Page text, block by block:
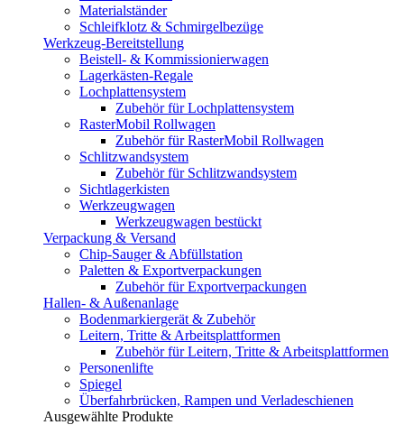
Materialständer
Schleifklotz & Schmirgelbezüge
Werkzeug-Bereitstellung
Beistell- & Kommissionierwagen
Lagerkästen-Regale
Lochplattensystem
Zubehör für Lochplattensystem
RasterMobil Rollwagen
Zubehör für RasterMobil Rollwagen
Schlitzwandsystem
Zubehör für Schlitzwandsystem
Sichtlagerkisten
Werkzeugwagen
Werkzeugwagen bestückt
Verpackung & Versand
Chip-Sauger & Abfüllstation
Paletten & Exportverpackungen
Zubehör für Exportverpackungen
Hallen- & Außenanlage
Bodenmarkiergerät & Zubehör
Leitern, Tritte & Arbeitsplattformen
Zubehör für Leitern, Tritte & Arbeitsplattformen
Personenlifte
Spiegel
Überfahrbrücken, Rampen und Verladeschienen
Ausgewählte Produkte